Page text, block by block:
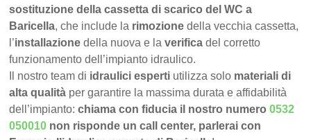
sostituzione della cassetta di scarico del WC a
Baricella, che include la rimozione della vecchia cassetta,
l’installazione della nuova e laverifica del corretto
funzionamento dell’impianto idraulico.
Il nostro team di idraulici esperti utilizza solo materiali di
alta qualità per garantire la massima durata e affidabilità
dell’impianto:chiama con fiducia il nostro numero0532
050010 non risponde un call center, parlerai con